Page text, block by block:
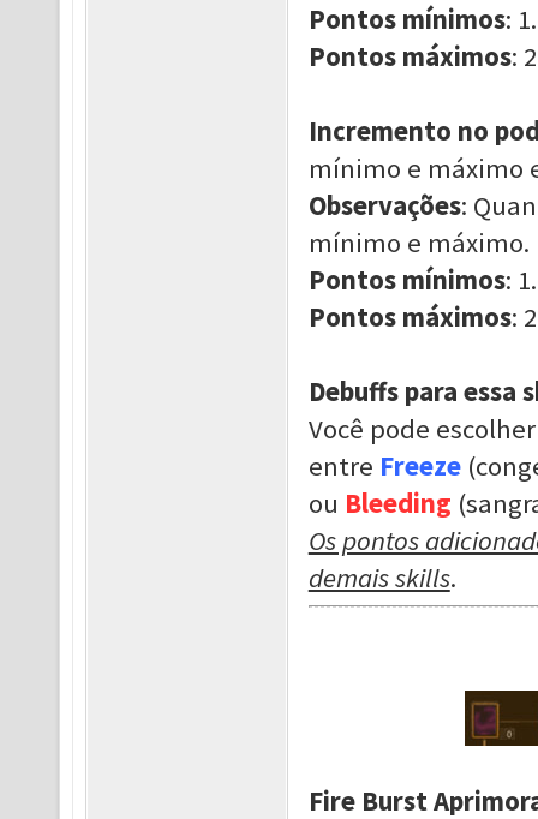
Pontos mínimos: 1.
Pontos máximos:
Incremento no
mínimo e máximo
Observações:
mínimo e máximo.
Pontos mínimos: 1.
Pontos máximos:
Debuffs para essa
Você pode escolher
entre Freeze
ou Bleeding
Os pontos
demais skills.
Fire Burst